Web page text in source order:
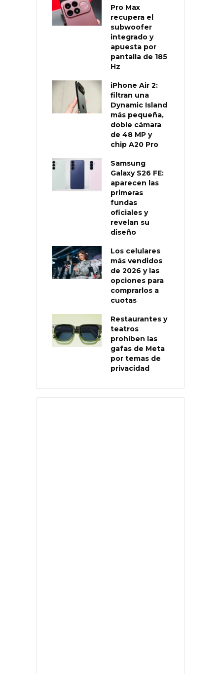
Pro Max
recupera el
subwoofer
integrado y
apuesta por
pantalla de 185
Hz
iPhone Air 2:
filtran una
Dynamic Island
más pequeña,
doble cámara
de 48 MP y
chip A20 Pro
Samsung
Galaxy S26 FE:
aparecen las
primeras
fundas
oficiales y
revelan su
diseño
Los celulares
más vendidos
de 2026 y las
opciones para
comprarlos a
cuotas
Restaurantes y
teatros
prohíben las
gafas de Meta
por temas de
privacidad